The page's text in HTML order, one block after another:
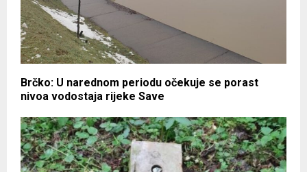
Brčko: U narednom periodu očekuje se porast
nivoa vodostaja rijeke Save